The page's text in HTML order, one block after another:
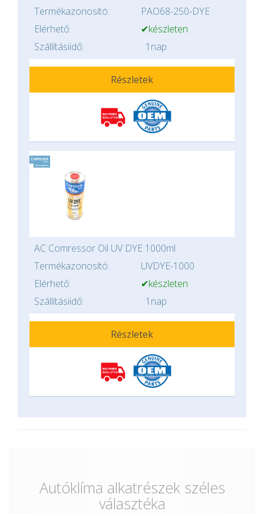
Termékazonosító:
PAO68-250-DYE
Elérhető:
✔készleten
Szállításiidő:
1nap
Részletek
AC Comressor Oil UV DYE 1000ml
Termékazonosító:
UVDYE-1000
Elérhető:
✔készleten
Szállításiidő:
1nap
Részletek
Autóklíma alkatrészek széles
választéka